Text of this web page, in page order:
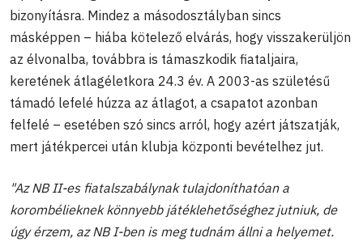
bizonyításra. Mindez a másodosztályban sincs
másképpen – hiába kötelező elvárás, hogy visszakerüljön
az élvonalba, továbbra is támaszkodik fiataljaira,
keretének átlagéletkora 24.3 év. A 2003-as születésű
támadó lefelé húzza az átlagot, a csapatot azonban
felfelé – esetében szó sincs arról, hogy azért játszatják,
mert játékpercei után klubja központi bevételhez jut.
"Az NB II-es fiatalszabálynak tulajdoníthatóan a
korombélieknek könnyebb játéklehetőséghez jutniuk, de
úgy érzem, az NB I-ben is meg tudnám állni a helyemet.